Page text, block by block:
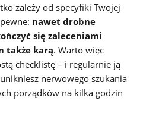
zależy od specyfiki Twojej
nawet drobne
się zaleceniami
także karą. Warto więc
checklistę – i regularnie ją
nerwowego szukania
porządków na kilka godzin